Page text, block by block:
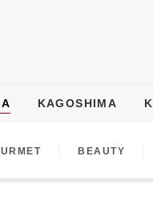
KAGOSHIMA
BEAUTY